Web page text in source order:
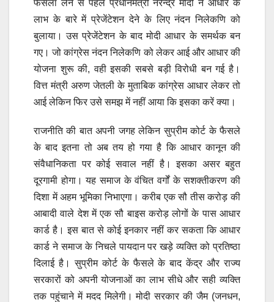
फैसला लेने से पहले प्रधानमंत्री नरेन्द्र मोदी ने आधार के
लाभ के बारे में प्रेजेंटेशन देने के लिए नंदन निलेकणि को
बुलाया। उस प्रेजेंटेशन के बाद मोदी आधार के समर्थक बन
गए। जो कांग्रेस नंदन निलेकणि को लेकर आई और आधार की
योजना शुरू की, वही इसकी सबसे बड़ी विरोधी बन गई है।
वित्त मंत्री अरुण जेतली के मुताबिक कांग्रेस आधार लेकर तो
आई लेकिन फिर उसे समझ में नहीं आया कि इसका करें क्या।
राजनीति की बात अपनी जगह लेकिन सुप्रीम कोर्ट के फैसले
के बाद इतना तो अब तय हो गया है कि आधार कानून की
संवैधानिकता पर कोई सवाल नहीं है। इसका असर बहुत
दूरगामी होगा। यह समाज के वंचित वर्गों के सशक्तीकरण की
दिशा में अहम भूमिका निभाएगा। करीब एक सौ तीस करोड़ की
आबादी वाले देश में एक सौ बाइस करोड़ लोगों के पास आधार
कार्ड है। इस बात से कोई इनकार नहीं कर सकता कि आधार
कार्ड ने समाज के निचले पायदान पर खड़े व्यक्ति को प्रतिष्ठा
दिलाई है। सुप्रीम कोर्ट के फैसले के बाद केंद्र और राज्य
सरकारों को अपनी योजनाओं का लाभ सीधे और सही व्यक्ति
तक पहुंचाने में मदद मिलेगी। मोदी सरकार की जैम (जनधन,